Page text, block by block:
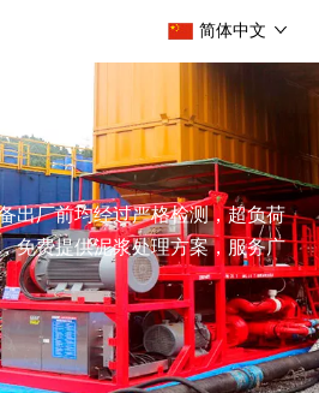
简体中文
出厂前均经过严格检测，超负荷
免费提供泥浆处理方案，服务广